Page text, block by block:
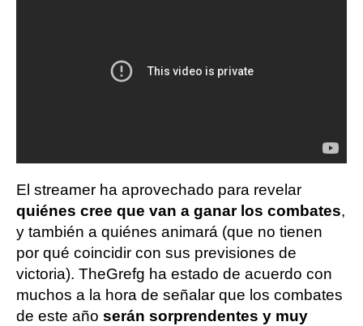
El streamer ha aprovechado para revelar
quiénes cree que van a ganar los combates,
y también a quiénes animará (que no tienen
por qué coincidir con sus previsiones de
victoria). TheGrefg ha estado de acuerdo con
muchos a la hora de señalar que los combates
de este año serán sorprendentes y muy